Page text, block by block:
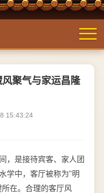
聚气与家运昌隆
15:43:24
，是接待宾客、家人团
学中，客厅被称为"明
在。合理的客厅风